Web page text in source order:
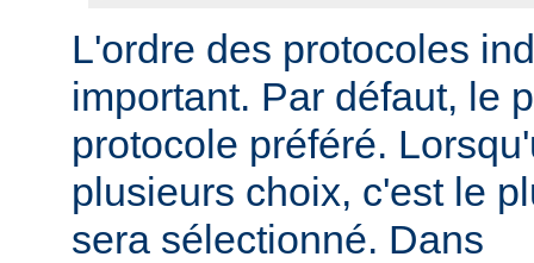
L'ordre des protocoles
important. Par défaut, le
protocole préféré.
plusieurs choix, c'est le
sera sélectionné. Dans